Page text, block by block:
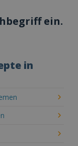
ein.
in